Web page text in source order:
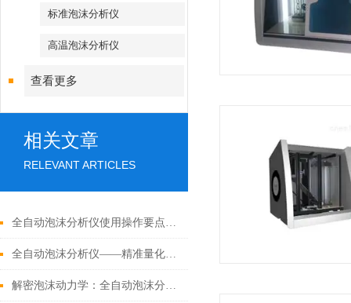
标准泡沫分析仪
高温泡沫分析仪
查看更多
相关文章
RELEVANT ARTICLES
全自动泡沫分析仪使用操作要点详解
全自动泡沫分析仪——精准量化泡沫性能的智能化检测方案
解密泡沫动力学：全自动泡沫分析仪的核心功能与选购指南